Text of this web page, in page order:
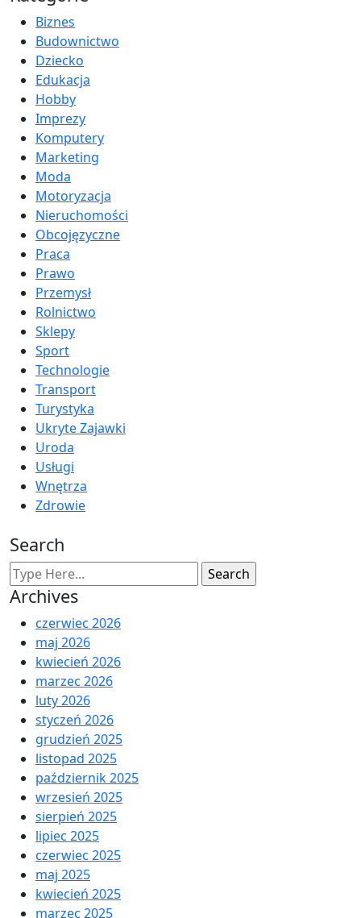
Biznes
Budownictwo
Dziecko
Edukacja
Hobby
Imprezy
Komputery
Marketing
Moda
Motoryzacja
Nieruchomości
Obcojęzyczne
Praca
Prawo
Przemysł
Rolnictwo
Sklepy
Sport
Technologie
Transport
Turystyka
Ukryte Zajawki
Uroda
Usługi
Wnętrza
Zdrowie
Search
Archives
czerwiec 2026
maj 2026
kwiecień 2026
marzec 2026
luty 2026
styczeń 2026
grudzień 2025
listopad 2025
październik 2025
wrzesień 2025
sierpień 2025
lipiec 2025
czerwiec 2025
maj 2025
kwiecień 2025
marzec 2025